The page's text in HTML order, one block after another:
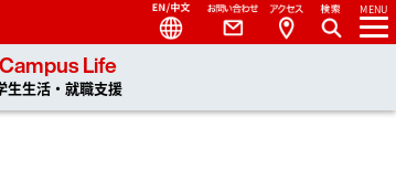
Campus Life
生生活・就職支援
MENU
Access
Contact
Language